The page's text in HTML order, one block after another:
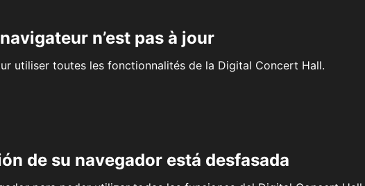
n’est pas à jour
utiliser toutes les fonctionnalités de la Digital Concert Hall.
de su navegador está desfasada